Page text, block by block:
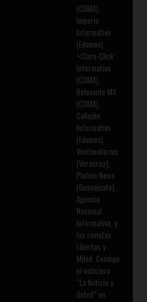
(CDMX),
Imperio
Informativo
(Edomex),
+Claro-Click
Informativo
(CDMX),
Relevante MX
(CDMX),
Callejón
Informativo
(Edomex),
VentanaVermx
(Veracruz),
Platino News
(Guanajuato),
Agencia
Nacional
Informativa, y
las revistas
Libertas y
Miled. Condujo
el noticiero
“La Noticia y
Usted” en